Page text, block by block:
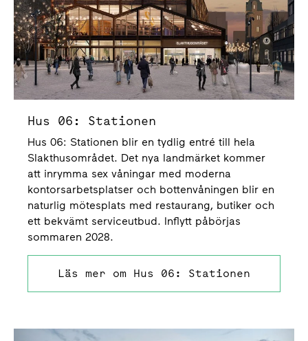
Hus 06: Stationen
Hus 06: Stationen blir en tydlig entré till hela
Slakthusområdet. Det nya landmärket kommer
att inrymma sex våningar med moderna
kontorsarbetsplatser och bottenvåningen blir en
naturlig mötesplats med restaurang, butiker och
ett bekvämt serviceutbud. Inflytt påbörjas
sommaren 2028.
Läs mer om Hus 06: Stationen